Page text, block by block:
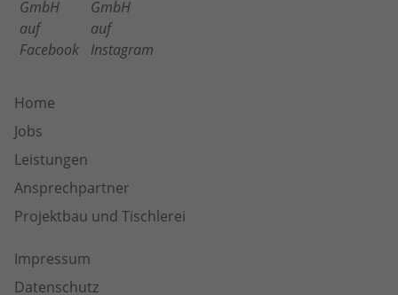
Home
Jobs
Leistungen
Ansprechpartner
Projektbau und Tischlerei
Impressum
Datenschutz